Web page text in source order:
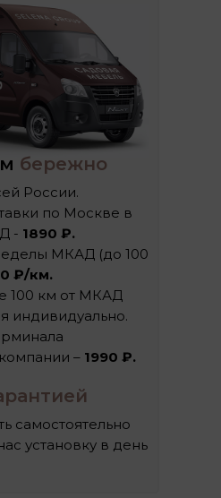
бережно
России.
по Москве в
- 1890 ₽.
МКАД (до 100
₽/км.
100 км от МКАД
индивидуально.
– 1990 ₽.
самостоятельно
установку в день